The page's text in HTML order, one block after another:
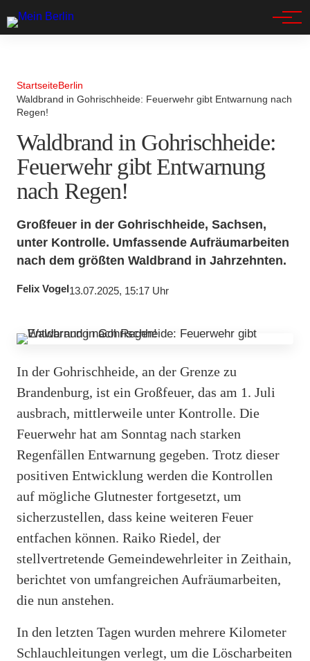
StartseiteBerlin
Waldbrand in Gohrischheide: Feuerwehr gibt Entwarnung nach
Regen!
Waldbrand in Gohrischheide:
Feuerwehr gibt Entwarnung
nach Regen!
Großfeuer in der Gohrischheide, Sachsen,
unter Kontrolle. Umfassende Aufräumarbeiten
nach dem größten Waldbrand in Jahrzehnten.
Felix Vogel 13.07.2025, 15:17 Uhr
In der Gohrischheide, an der Grenze zu
Brandenburg, ist ein Großfeuer, das am 1. Juli
ausbrach, mittlerweile unter Kontrolle. Die
Feuerwehr hat am Sonntag nach starken
Regenfällen Entwarnung gegeben. Trotz dieser
positiven Entwicklung werden die Kontrollen
auf mögliche Glutnester fortgesetzt, um
sicherzustellen, dass keine weiteren Feuer
entfachen können. Raiko Riedel, der
stellvertretende Gemeindewehrleiter in Zeithain,
berichtet von umfangreichen Aufräumarbeiten,
die nun anstehen.
In den letzten Tagen wurden mehrere Kilometer
Schlauchleitungen verlegt, um die Löscharbeiten